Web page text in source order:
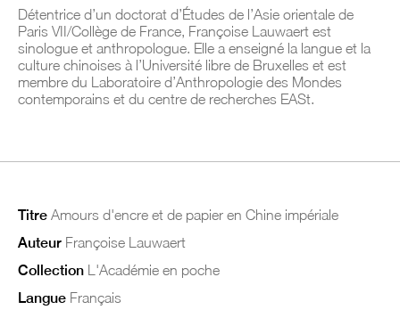
Détentrice d’un doctorat d’Études de l’Asie orientale de
Paris VII/Collège de France, Françoise Lauwaert est
sinologue et anthropologue. Elle a enseigné la langue et la
culture chinoises à l’Université libre de Bruxelles et est
membre du Laboratoire d’Anthropologie des Mondes
contemporains et du centre de recherches EASt.
Titre Amours d'encre et de papier en Chine impériale
Auteur Françoise Lauwaert
Collection L'Académie en poche
Langue Français